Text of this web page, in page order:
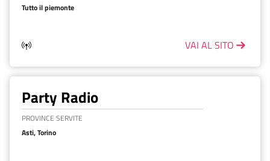
Tutto il piemonte
VAI AL SITO
Party Radio
PROVINCE SERVITE
Asti, Torino